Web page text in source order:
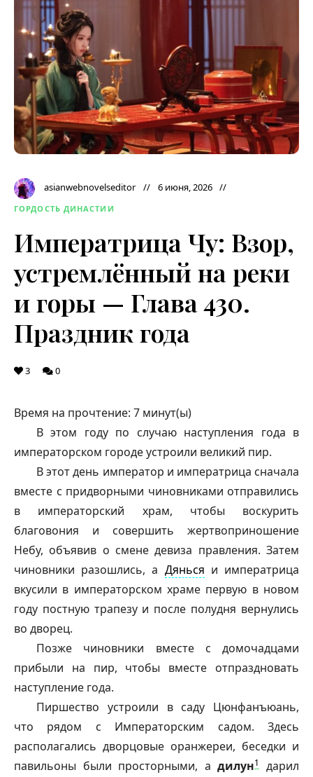
asianwebnovelseditor 6 июня, 2026
ГОРДОСТЬ ДИНАСТИИ
Императрица Чу: Взор,
устремлённый на реки
и горы — Глава 430.
Праздник года
3 0
Время на прочтение: 7 минут(ы)
В этом году по случаю наступления года в
императорском городе устроили великий пир.
В этот день император и императрица сначала
вместе с придворными чиновниками отправились
в императорский храм, чтобы воскурить
благовония и совершить жертвоприношение
Небу, объявив о смене девиза правления. Затем
чиновники разошлись, а Дянься и императрица
вкусили в императорском храме первую в новом
году постную трапезу и после полудня вернулись
во дворец.
Позже чиновники вместе с домочадцами
прибыли на пир, чтобы вместе отпраздновать
наступление года.
Пиршество устроили в саду Цюнфанъюань,
что рядом с Императорским садом. Здесь
располагались дворцовые оранжереи, беседки и
павильоны были просторными, адилун1
дарил